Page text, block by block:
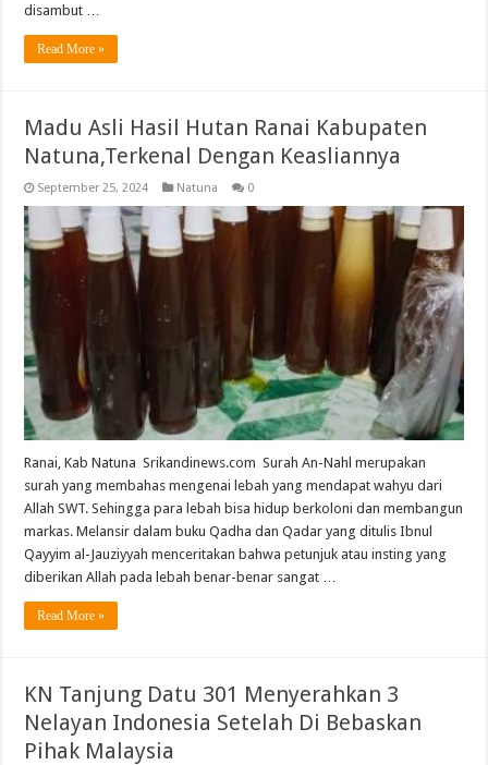
disambut …
Read More »
Madu Asli Hasil Hutan Ranai Kabupaten
Natuna,Terkenal Dengan Keasliannya
September 25, 2024 Natuna 0
Ranai, Kab Natuna Srikandinews.com Surah An-Nahl merupakan
surah yang membahas mengenai lebah yang mendapat wahyu dari
Allah SWT. Sehingga para lebah bisa hidup berkoloni dan membangun
markas. Melansir dalam buku Qadha dan Qadar yang ditulis Ibnul
Qayyim al-Jauziyyah menceritakan bahwa petunjuk atau insting yang
diberikan Allah pada lebah benar-benar sangat …
Read More »
KN Tanjung Datu 301 Menyerahkan 3
Nelayan Indonesia Setelah Di Bebaskan
Pihak Malaysia